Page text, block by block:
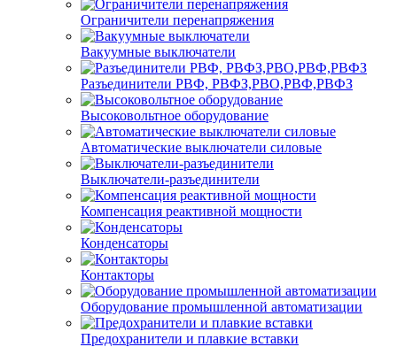
Ограничители перенапряжения
Вакуумные выключатели
Разъединители РВФ, РВФЗ,РВО,РВФ,РВФЗ
Высоковольтное оборудование
Автоматические выключатели cиловые
Выключатели-разъединители
Компенсация реактивной мощности
Конденсаторы
Контакторы
Оборудование промышленной автоматизации
Предохранители и плавкие вставки